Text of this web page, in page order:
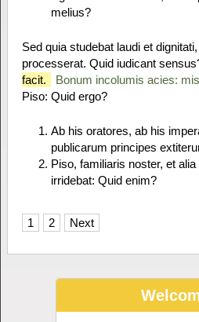
melius?
Sed quia studebat laudi et
processerat. Quid iudicant
facit.
Bonum incolumis acies:
Piso: Quid ergo?
Ab his oratores, ab his
publicarum principes
Piso, familiaris noster, et
irridebat: Quid enim?
1 2 Next